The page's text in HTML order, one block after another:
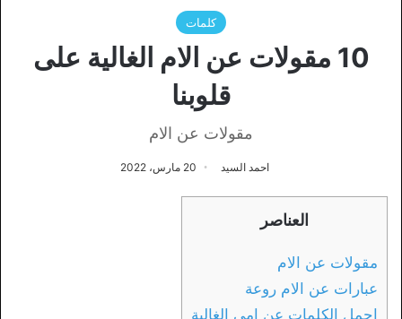
كلمات
10 مقولات عن الام الغالية على
قلوبنا
مقولات عن الام
احمد السيد 20 مارس، 2022
العناصر
مقولات عن الام
عبارات عن الام روعة
اجمل الكلمات عن امي الغالية